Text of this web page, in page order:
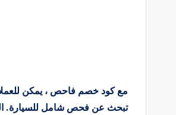
تبحث عن فحص شامل للسيارة.